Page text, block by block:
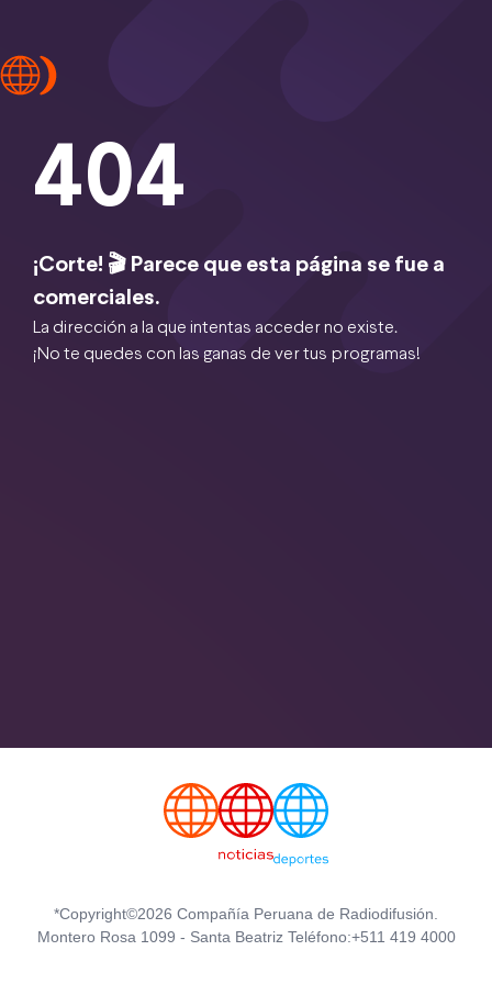
404
¡Corte! 🎬 Parece que esta página se fue a
comerciales.
La dirección a la que intentas acceder no existe.
¡No te quedes con las ganas de ver tus programas!
*Copyright©2026 Compañía Peruana de Radiodifusión.
Montero Rosa 1099 - Santa Beatriz Teléfono:+511 419 4000